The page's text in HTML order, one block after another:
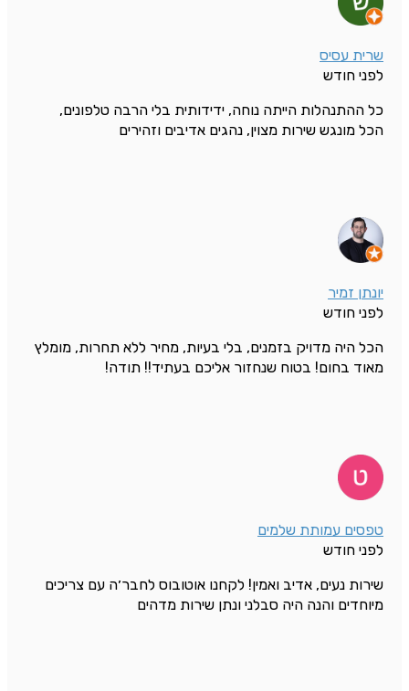
שרית עסיס
לפני חודש
כל ההתנהלות הייתה נוחה, ידידותית בלי הרבה טלפונים,
הכל מונגש שירות מצוין, נהגים אדיבים וזהירים
יונתן זמיר
לפני חודש
הכל היה מדויק בזמנים, בלי בעיות, מחיר ללא תחרות, מומלץ
מאוד בחום! בטוח שנחזור אליכם בעתיד!! תודה!
טפסים עמותת שלמים
לפני חודש
שירות נעים, אדיב ואמין! לקחנו אוטובוס לחבר׳ה עם צריכים
מיוחדים והנה היה סבלני ונתן שירות מדהים